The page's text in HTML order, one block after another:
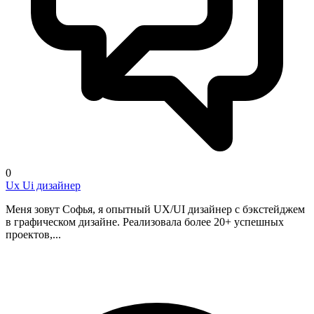
0
Ux Ui дизайнер
Меня зовут Софья, я опытный UX/UI дизайнер с бэкстейджем
в графическом дизайне. Реализовала более 20+ успешных
проектов,...